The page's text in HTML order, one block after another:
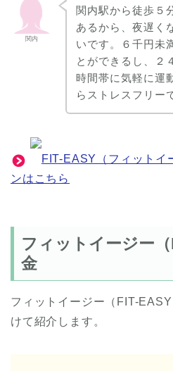
関内
関内駅から徒歩５
あるから、夜遅く
いです。６千円未
とができるし、２
時間帯に気軽に運
らストレスフリー
FIT-EASY（フィットイ
ンはこちら
フィットイージー
金
フィットイージー（FIT-
けて紹介します。